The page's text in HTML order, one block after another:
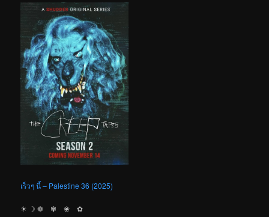
เร็วๆ นี้ – Palestine 36 (2025)
☀︎ ☽ ❁ ✾ ❀ ✿